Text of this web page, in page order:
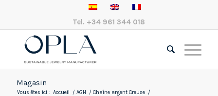
Tel. +34 961 344 018
Magasin
Vous êtes ici : Accueil / AGH / Chaîne argent Creuse /